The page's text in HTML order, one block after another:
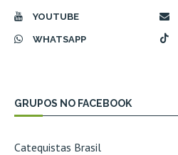
YOUTUBE
WHATSAPP
GRUPOS NO FACEBOOK
Catequistas Brasil